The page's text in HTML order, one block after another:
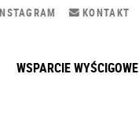
KONTAKT
WSPARCIE WYŚCIGOWE